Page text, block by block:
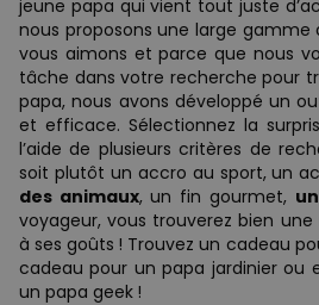
jeune papa qui vient tout juste
nous proposons une large gamme
vous aimons et parce que nous
tâche dans votre recherche pour
papa, nous avons développé un
et efficace. Sélectionnez la
l’aide de plusieurs critères de
soit plutôt un accro au sport, un
des animaux, un fin gourmet,
voyageur, vous trouverez bien
à ses goûts ! Trouvez un cadeau
cadeau pour un papa jardinier ou
un papa geek !